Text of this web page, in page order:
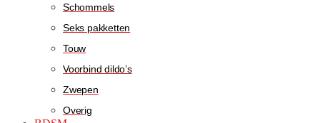
Schommels
Seks pakketten
Touw
Voorbind dildo’s
Zwepen
Overig